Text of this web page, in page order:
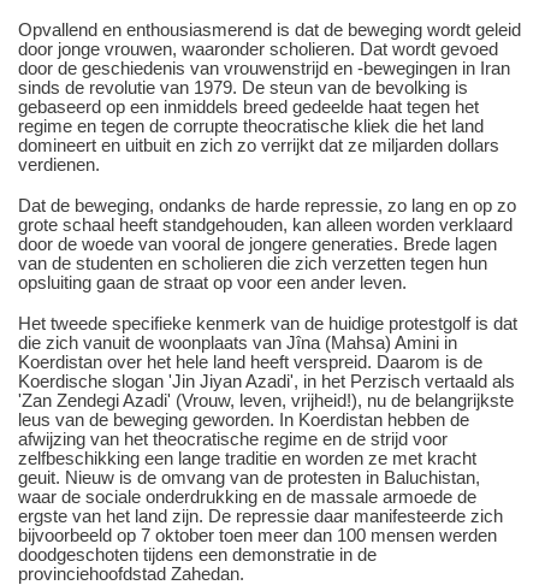
Opvallend en enthousiasmerend is dat de beweging wordt geleid
door jonge vrouwen, waaronder scholieren. Dat wordt gevoed
door de geschiedenis van vrouwenstrijd en -bewegingen in Iran
sinds de revolutie van 1979. De steun van de bevolking is
gebaseerd op een inmiddels breed gedeelde haat tegen het
regime en tegen de corrupte theocratische kliek die het land
domineert en uitbuit en zich zo verrijkt dat ze miljarden dollars
verdienen.
Dat de beweging, ondanks de harde repressie, zo lang en op zo
grote schaal heeft standgehouden, kan alleen worden verklaard
door de woede van vooral de jongere generaties. Brede lagen
van de studenten en scholieren die zich verzetten tegen hun
opsluiting gaan de straat op voor een ander leven.
Het tweede specifieke kenmerk van de huidige protestgolf is dat
die zich vanuit de woonplaats van Jîna (Mahsa) Amini in
Koerdistan over het hele land heeft verspreid. Daarom is de
Koerdische slogan 'Jin Jiyan Azadi', in het Perzisch vertaald als
'Zan Zendegi Azadi' (Vrouw, leven, vrijheid!), nu de belangrijkste
leus van de beweging geworden. In Koerdistan hebben de
afwijzing van het theocratische regime en de strijd voor
zelfbeschikking een lange traditie en worden ze met kracht
geuit. Nieuw is de omvang van de protesten in Baluchistan,
waar de sociale onderdrukking en de massale armoede de
ergste van het land zijn. De repressie daar manifesteerde zich
bijvoorbeeld op 7 oktober toen meer dan 100 mensen werden
doodgeschoten tijdens een demonstratie in de
provinciehoofdstad Zahedan.